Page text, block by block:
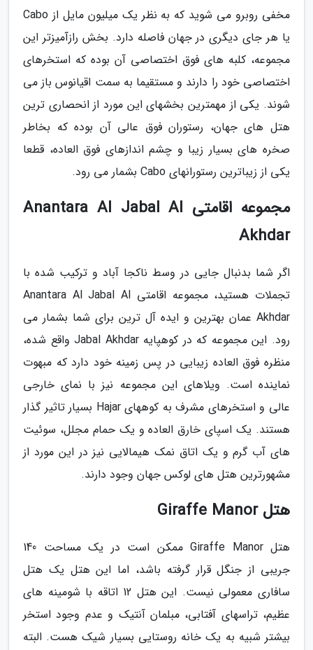
مخفی روبرو می شوید که به نظر یک میلیون مایل از Cabo
یا هر جای دیگری در جهان فاصله دارد. بخش رازآمیزتر این
مجموعه، کلبه های فوق اختصاصی آن بوده که استخرهای
اختصاصی خود را دارند و مستقیما به سمت اقیانوس باز می
شوند. یکی از مهمترین بخشهای این مورد از انحصاری ترین
هتل های جهان، رستوران فوق عالی آن بوده که بخاطر
صخره های بسیار زیبا و چشم اندازهای فوق العاده، قطعا
یکی از زیباترین رستورانهای Cabo بشمار می رود.
مجموعه اقامتی Anantara Al Jabal Al
Akhdar
اگر شما بدنبال جایی در وسط ناکجا آباد و ترکیب شده با
تجملات هستید، مجموعه اقامتی Anantara Al Jabal Al
Akhdar عمان بهترین و ایده آل ترین برای شما بشمار می
رود. این مجموعه که در کوهپایه Jabal Akhdar واقع شده،
منظره فوق العاده زیبایی در پس زمینه خود دارد که مبهوت
نماینده است. ویلاهای این مجموعه نیز با نمای خارجی
عالی و استخرهای مشرف به کوههای Hajar بسیار تاثیر گذار
هستند. یک اسپای خارق العاده و یک حمام مجلل، سوئیت
های آب گرم و یک اتاق نمک هیمالایی نیز در این مورد از
مشهورترین هتل های لوکس جهان وجود دارند.
هتل Giraffe Manor
هتل Giraffe Manor ممکن است در یک مساحت 140
جریبی از جنگل قرار گرفته باشد، اما این هتل یک هتل
سافاری معمولی نیست. این هتل 12 اتاقه با شومینه های
عظیم، تراسهای آفتابی، مبلمان آنتیک و عدم وجود استخر
بیشتر شبیه به یک خانه روستایی بسیار شیک هست. البته